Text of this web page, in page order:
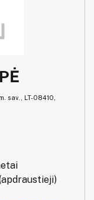
sav., LT-08410,